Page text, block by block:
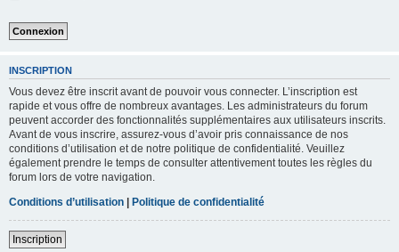
INSCRIPTION
Vous devez être inscrit avant de pouvoir vous connecter. L’inscription est
rapide et vous offre de nombreux avantages. Les administrateurs du forum
peuvent accorder des fonctionnalités supplémentaires aux utilisateurs inscrits.
Avant de vous inscrire, assurez-vous d’avoir pris connaissance de nos
conditions d’utilisation et de notre politique de confidentialité. Veuillez
également prendre le temps de consulter attentivement toutes les règles du
forum lors de votre navigation.
Conditions d’utilisation | Politique de confidentialité
Inscription